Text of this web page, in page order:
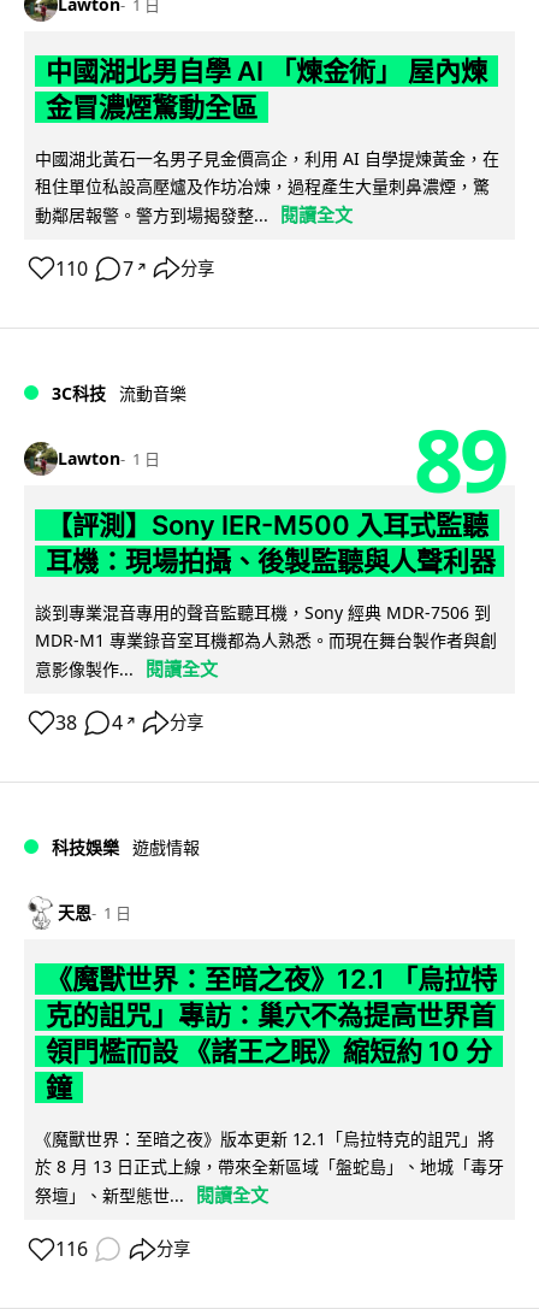
1 日
中國湖北男自學 AI 「煉金術」 屋內煉
金冒濃煙驚動全區
中國湖北黃石一名男子見金價高企，利用 AI 自學提煉黃金，在
租住單位私設高壓爐及作坊冶煉，過程產生大量刺鼻濃煙，驚
動鄰居報警。警方到場揭發整...
閱讀全文
110 7 ↗ 分享
3C科技 流動音樂
Lawton 1 日 89
【評測】Sony IER-M500 入耳式監聽
耳機：現場拍攝、後製監聽與人聲利器
談到專業混音專用的聲音監聽耳機，Sony 經典 MDR-7506 到
MDR-M1 專業錄音室耳機都為人熟悉。而現在舞台製作者與創
意影像製作...
閱讀全文
38 4 ↗ 分享
科技娛樂 遊戲情報
天恩 1 日
《魔獸世界：至暗之夜》12.1 「烏拉特
克的詛咒」專訪：巢穴不為提高世界首
領門檻而設 《諸王之眠》縮短約 10 分
鐘
《魔獸世界：至暗之夜》版本更新 12.1「烏拉特克的詛咒」將
於 8 月 13 日正式上線，帶來全新區域「盤蛇島」、地城「毒牙
祭壇」、新型態世...
閱讀全文
116 分享